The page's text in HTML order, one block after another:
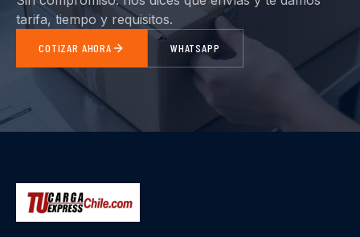
tarifa, tiempo y requisitos.
COTIZAR AHORA WHATSAPP